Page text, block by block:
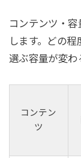
コンテンツ・
します。どの
選ぶ容量が変わ
コンテン
ツ